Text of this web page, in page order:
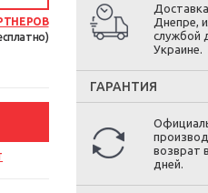
Днепре,
службой
Украине.
ГАРАНТИЯ
возврат
дней.